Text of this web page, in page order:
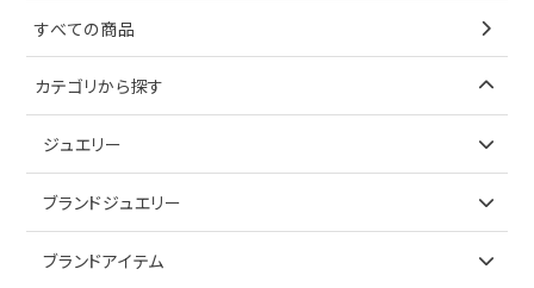
すべての商品
カテゴリから探す
ジュエリー
アイテムで探す
ブランドジュエリー
アイテムで探す
ブランドアイテム